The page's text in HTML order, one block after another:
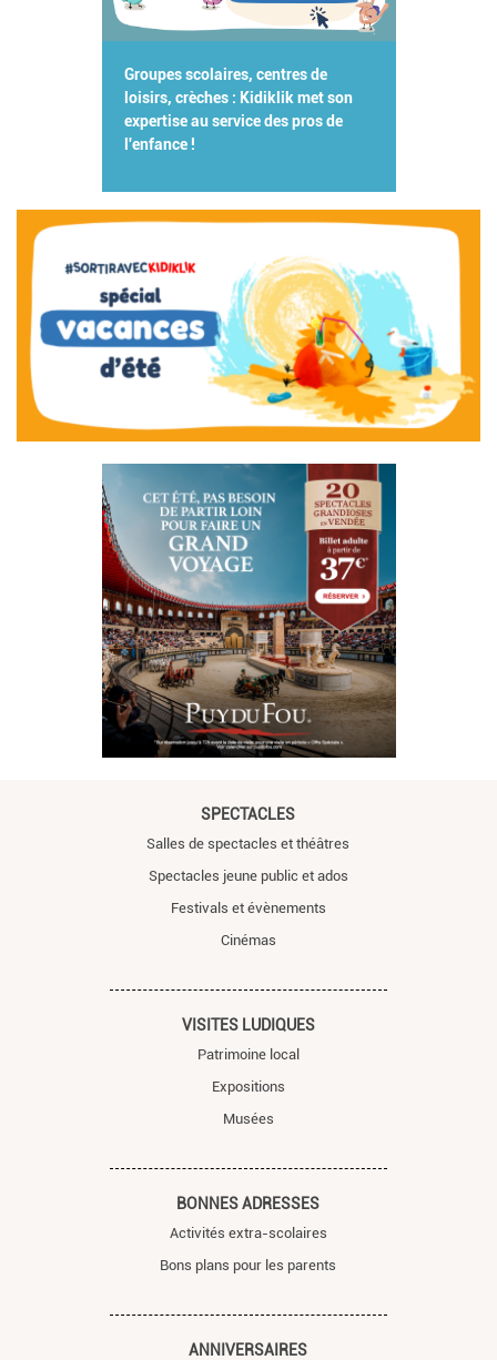
Groupes scolaires, centres de
loisirs, crèches : Kidiklik met son
expertise au service des pros de
l'enfance !
SPECTACLES
Salles de spectacles et théâtres
Spectacles jeune public et ados
Festivals et évènements
Cinémas
VISITES LUDIQUES
Patrimoine local
Expositions
Musées
BONNES ADRESSES
Activités extra-scolaires
Bons plans pour les parents
ANNIVERSAIRES